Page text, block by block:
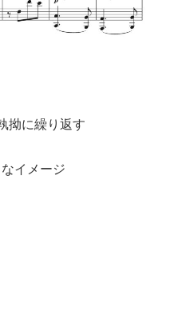
拗に繰り返す
イメージ